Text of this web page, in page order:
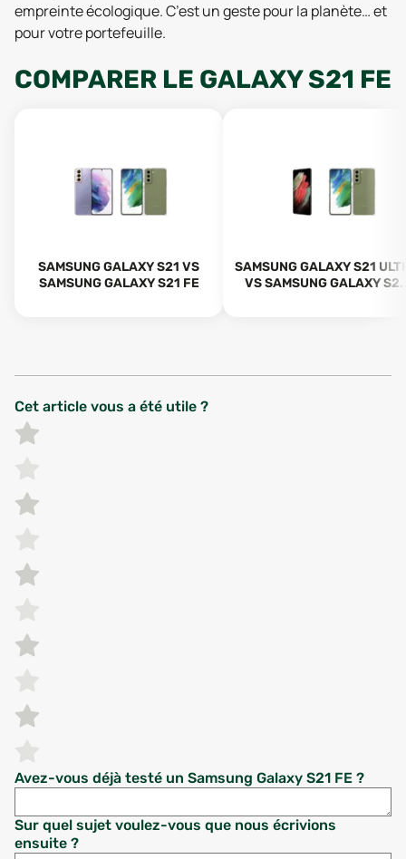
empreinte écologique. C’est un geste pour la planète… et
pour votre portefeuille.
COMPARER LE GALAXY S21 FE
SAMSUNG GALAXY S21 VS
SAMSUNG GALAXY S21 FE
SAMSUNG GALAXY S21
VS SAMSUNG GALAXY
Cet article vous a été utile ?
Avez-vous déjà testé un Samsung Galaxy S21 FE ?
Sur quel sujet voulez-vous que nous écrivions
ensuite ?